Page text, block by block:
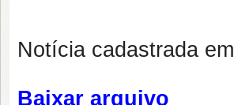
Notícia cadastrada
Baixar arquivo